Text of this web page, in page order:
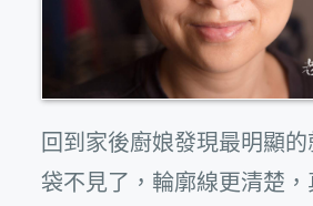
回到家後廚娘發現最明顯
袋不見了，輪廓線更清楚